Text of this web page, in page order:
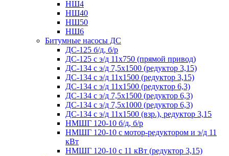
НШ4
НШ40
НШ50
НШ6
Битумные насосы ДС
ДС-125 б/д, б/р
ДС-125 с э/д 11х750 (прямой привод)
ДС-134 с э/д 7,5х1500 (редуктор 3,15)
ДС-134 с э/д 11х1500 (редуктор 3,15)
ДС-134 с э/д 11х1500 (редуктор 6,3)
ДС-134 с э/д 7,5х1500 (редуктор 6,3)
ДС-134 с э/д 7,5х1000 (редуктор 6,3)
ДС-134 с э/д 11х1500 (взр.), редуктор 3,15
НМШГ 120-10 б/д, б/р
НМШГ 120-10 с мотор-редуктором и э/д 11
кВт
НМШГ 120-10 с 11 кВт (редуктор 3,15)